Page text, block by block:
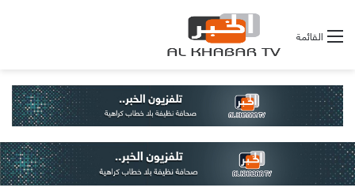
القائمة